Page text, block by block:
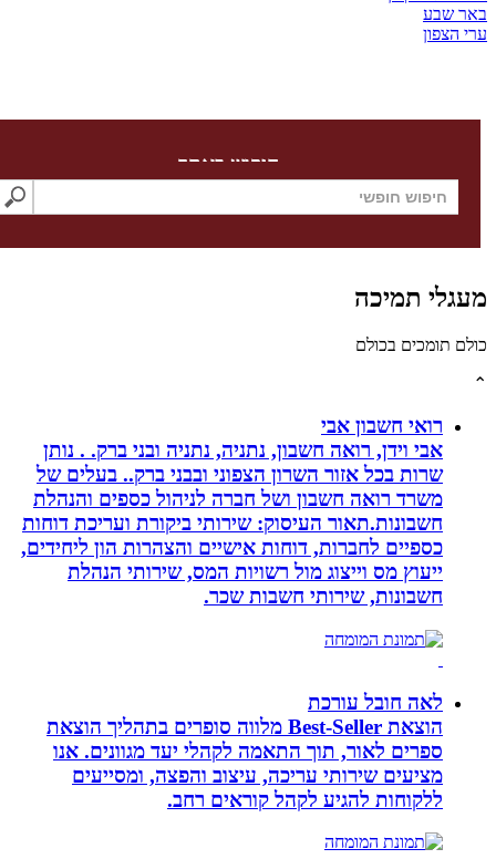
שבע
הצפון
חיפוש באתר
תמיכה
תומכים בכולם
רואי חשבון אבי
אבי וידן, רואה חשבון, נתניה, נתניה ובני ברק. . נותן
שרות בכל אזור השרון הצפוני ובבני ברק.. בעלים של
משרד רואה חשבון ושל חברה לניהול כספים והנהלת
חשבונות.תאור העיסוק: שירותי ביקורת ועריכת דוחות
כספיים לחברות, דוחות אישיים והצהרות הון ליחידים,
ייעוץ מס וייצוג מול רשויות המס, שירותי הנהלת
חשבונות, שירותי חשבות שכר.
לאה חובל עורכת
הוצאת Best-Seller מלווה סופרים בתהליך הוצאת
ספרים לאור, תוך התאמה לקהלי יעד מגוונים. אנו
מציעים שירותי עריכה, עיצוב והפצה, ומסייעים
ללקוחות להגיע לקהל קוראים רחב.